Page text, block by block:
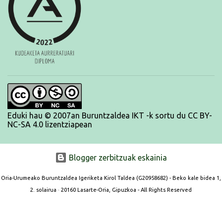
egitera animatu delarik. Honakoak izan ziren gainontzekoen
denborak: Igor Amantegi 46:43 Jon Ander Korta 51:23 Borja
Apeztegia eta Itsaso Tolosa 55:51 Manu Santos 57:53 Aurreko
eguneko proban karabela port...
Eduki hau © 2007an Buruntzaldea IKT -k sortu du CC BY-
NC-SA 4.0 lizentziapean
Blogger zerbitzuak eskainia
Oria-Urumeako Buruntzaldea Igeriketa Kirol Taldea (G20958682) - Beko kale bidea 1,
2. solairua · 20160 Lasarte-Oria, Gipuzkoa - All Rights Reserved